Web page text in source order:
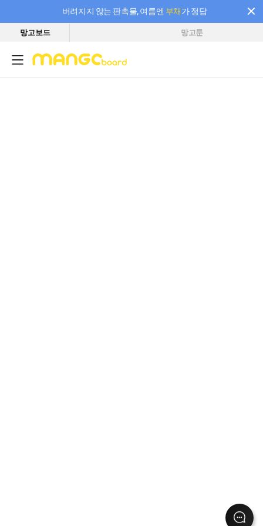
버려지지 않는 판촉물, 여름엔 부채가 정답
필요한 만큼 충전하고 끊김 없이 작업하세요! 새로워진 AI 부스터 요금제
망고보드 망고툰